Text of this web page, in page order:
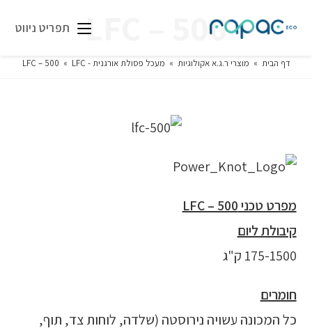
תפריט ניווט LFC – 500
דף הבית » מוצרי ר.ג.א אקולוגיות » מעכל פסולת אורגנית - LFC »
LFC – 500
מפרט טכניLFC – 500
קיבולת ליום
175-1500 ק"ג
חומרים
כל המכונה עשויה נירוסטה (שלדה, לוחות צד, תוף,